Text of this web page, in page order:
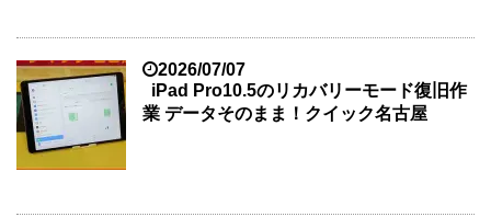
2026/07/07
iPad Pro10.5のリカバリーモード復旧作
業 データそのまま！クイック名古屋